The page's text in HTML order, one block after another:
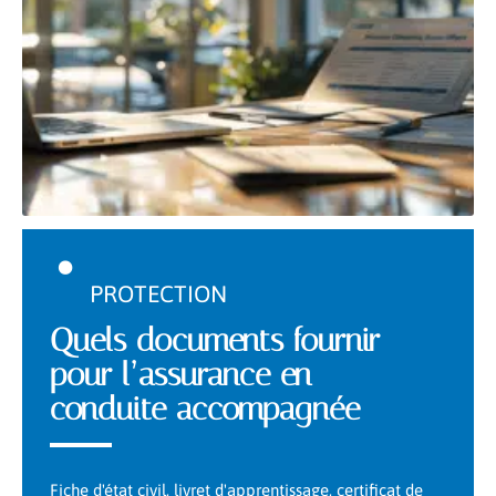
PROTECTION
Quels documents fournir
pour l’assurance en
conduite accompagnée
Fiche d'état civil, livret d'apprentissage, certificat de